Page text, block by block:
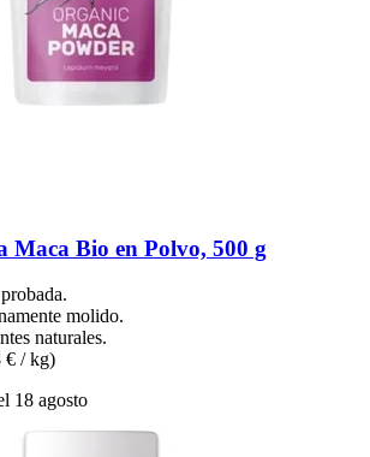
Maca Bio en Polvo, 500 g
molido.
naturales.
€ / kg)
18 agosto